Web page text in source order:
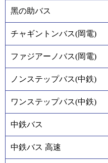
黑の助バス
チャギントンバス(岡電)
ファジアーノバス(岡電)
ノンステップバス(中鉄)
ワンステップバス(中鉄)
中鉄バス
中鉄バス 高速